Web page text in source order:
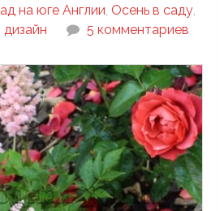
на юге Англии, Осень в саду,
5 комментариев